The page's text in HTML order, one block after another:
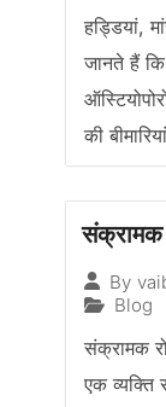
हड्डियां,
जानते हैं
की
संक्रामक
By
Blog
संक्रामक
एक